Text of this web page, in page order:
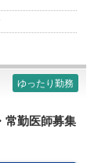
ゆったり勤務
常勤医師募集